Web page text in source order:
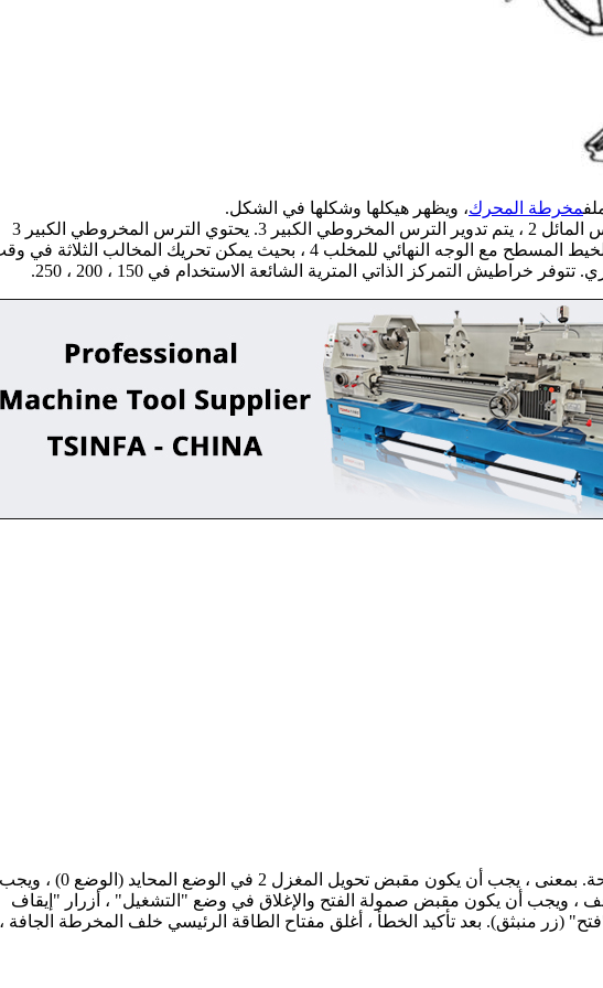
مخرطة المحرك، ويظهر هيكلها وشكلها في الشكل.
عندما يتم إدخال مفتاح تشاك في الفتحة المربعة للترس المائل 2 ، يتم تدوير الترس المخروطي الكبير 3. يحتوي الترس المخروطي الكبير 3
على خيط مسطح على الجانب الخلفي ، ويتم تعشيق الخيط المسطح مع الوجه النهائي للمخلب 4 ، بحيث يمكن تحريك المخالب الثلاثة
خراطيش التمركز الذاتي المترية الشائعة الاستخدام في 150 ، 200 ، 250.
1. تحقق مما إذا كان سرير المخرطة في الحالة الصحيحة. بمعنى ، يجب أن يكون مقبض تحويل المغزل 2 في الوضع المحايد (الوضع 0) ، ويجب
المغزل 11 ، 14 في حالة التوقف ، ويجب أن يكون مقبض صمولة الفتح والإغلاق في وضع "التشغيل" ، أزرار "إيقاف
1 و 20 موجودة في حالة "فتح" (زر منبثق). بعد تأكيد الخطأ ، أغلق مفتاح الطاقة الرئيسي خلف المخرطة الجافة ،